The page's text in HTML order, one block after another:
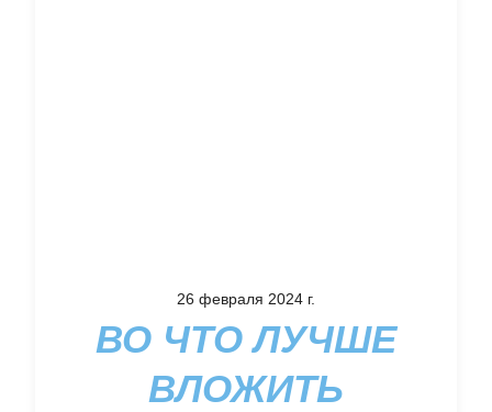
26 февраля 2024 г.
ВО ЧТО ЛУЧШЕ
ВЛОЖИТЬ